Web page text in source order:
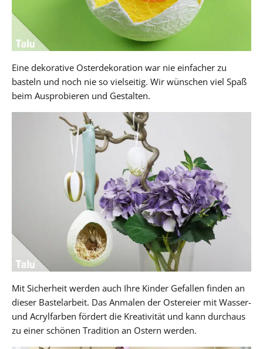
Eine dekorative Osterdekoration war nie einfacher zu
basteln und noch nie so vielseitig. Wir wünschen viel Spaß
beim Ausprobieren und Gestalten.
Mit Sicherheit werden auch Ihre Kinder Gefallen finden an
dieser Bastelarbeit. Das Anmalen der Ostereier mit Wasser-
und Acrylfarben fördert die Kreativität und kann durchaus
zu einer schönen Tradition an Ostern werden.